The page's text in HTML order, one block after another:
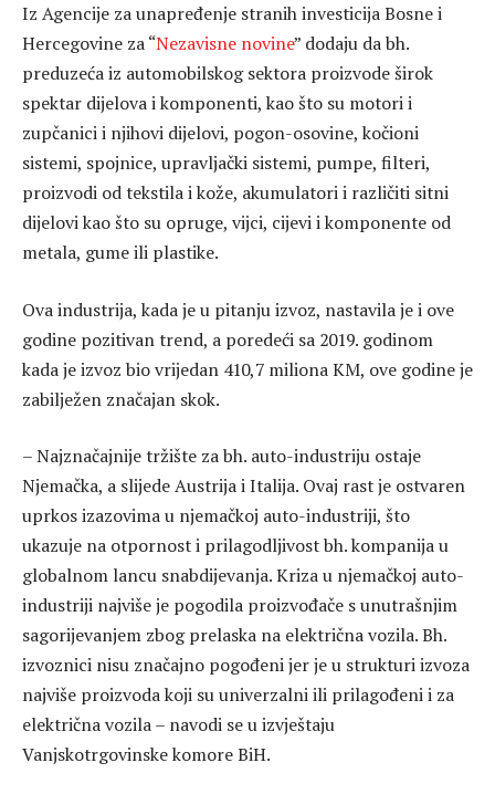
Iz Agencije za unapređenje stranih investicija Bosne i
Hercegovine za “Nezavisne novine” dodaju da bh.
preduzeća iz automobilskog sektora proizvode širok
spektar dijelova i komponenti, kao što su motori i
zupčanici i njihovi dijelovi, pogon-osovine, kočioni
sistemi, spojnice, upravljački sistemi, pumpe, filteri,
proizvodi od tekstila i kože, akumulatori i različiti sitni
dijelovi kao što su opruge, vijci, cijevi i komponente od
metala, gume ili plastike.
Ova industrija, kada je u pitanju izvoz, nastavila je i ove
godine pozitivan trend, a poredeći sa 2019. godinom
kada je izvoz bio vrijedan 410,7 miliona KM, ove godine je
zabilježen značajan skok.
– Najznačajnije tržište za bh. auto-industriju ostaje
Njemačka, a slijede Austrija i Italija. Ovaj rast je ostvaren
uprkos izazovima u njemačkoj auto-industriji, što
ukazuje na otpornost i prilagodljivost bh. kompanija u
globalnom lancu snabdijevanja. Kriza u njemačkoj auto-
industriji najviše je pogodila proizvođače s unutrašnjim
sagorijevanjem zbog prelaska na električna vozila. Bh.
izvoznici nisu značajno pogođeni jer je u strukturi izvoza
najviše proizvoda koji su univerzalni ili prilagođeni i za
električna vozila – navodi se u izvještaju
Vanjskotrgovinske komore BiH.